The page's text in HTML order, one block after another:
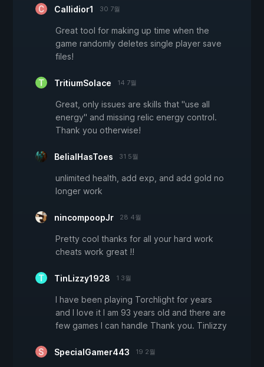
Callidior1 30 7월
Great tool for making up time when the
game randomly deletes single player save
files!
TritiumSolace 14 7월
Great, only issues are skills that "use all
energy" and missing relic energy control.
Thank you otherwise!
BelialHasToes 31 5월
unlimited health, add exp, and add gold no
longer work
nincompoopJr 28 4월
Pretty cool thanks for all your hard work
cheats work great !!
TinLizzy1928 1 3월
I have been playing Torchlight for years
and I love it I am 93 years old and there are
few games I can handle Thank you. Tinlizzy
SpecialGamer443 19 2월